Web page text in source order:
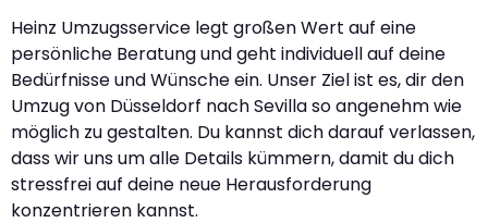
Heinz Umzugsservice legt großen Wert auf eine
persönliche Beratung und geht individuell auf deine
Bedürfnisse und Wünsche ein. Unser Ziel ist es, dir den
Umzug von Düsseldorf nach Sevilla so angenehm wie
möglich zu gestalten. Du kannst dich darauf verlassen,
dass wir uns um alle Details kümmern, damit du dich
stressfrei auf deine neue Herausforderung
konzentrieren kannst.